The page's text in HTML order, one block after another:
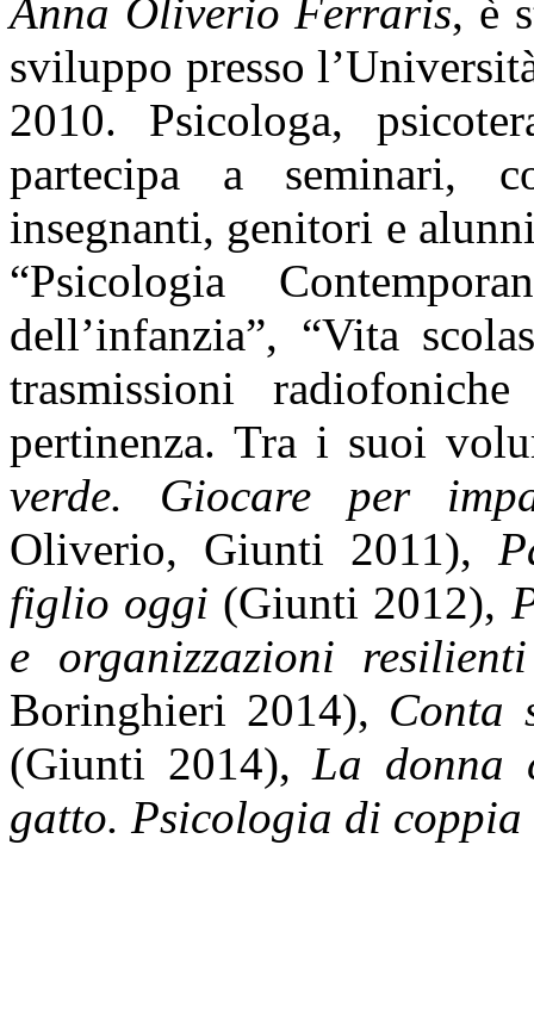
Anna Oliverio Ferraris, è
sviluppo presso
2010. Psicologa,
partecipa a seminari,
insegnanti, genitori e
“Psicologia
dell’infanzia”, “Vita
trasmissioni
pertinenza. Tra i suoi
verde. Giocare per
Oliverio, Giunti 2011),
figlio oggi (Giunti 2012),
e organizzazioni
Boringhieri 2014), Conta
(Giunti 2014),La donna
gatto. Psicologia di